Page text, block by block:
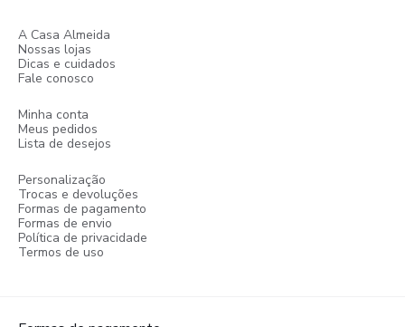
A Casa Almeida
Nossas lojas
Dicas e cuidados
Fale conosco
Minha conta
Meus pedidos
Lista de desejos
Personalização
Trocas e devoluções
Formas de pagamento
Formas de envio
Política de privacidade
Termos de uso